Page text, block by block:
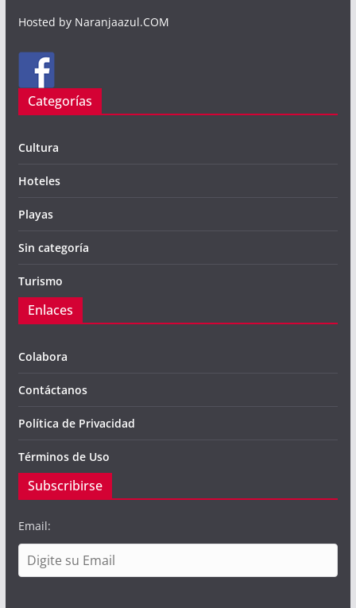
Hosted by Naranjaazul.COM
Categorías
Cultura
Hoteles
Playas
Sin categoría
Turismo
Enlaces
Colabora
Contáctanos
Política de Privacidad
Términos de Uso
Subscribirse
Email: